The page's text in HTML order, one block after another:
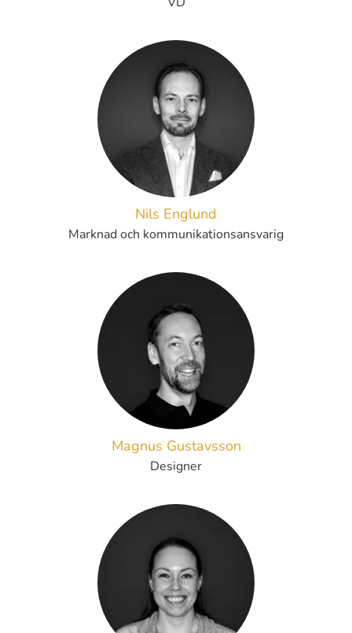
Nils Englund
Marknad och kommunikationsansvarig
Magnus Gustavsson
Designer